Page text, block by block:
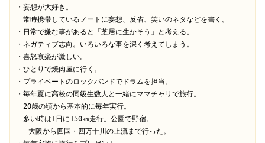
・妄想が大好き。
常時携帯しているノートに妄想、反省、笑いのネタなどを書く。
・日常で嫌な事があると「芝居に生かそう」と考える。
・ネガティブ志向。いろいろな事を深く考えてしまう。
・喜怒哀楽が激しい。
・ひとりで焼肉屋に行く。
・プライベートのロックバンドでドラムを担当。
・毎年夏に高校の同級生数人と一緒にママチャリで旅行。
20歳の頃から基本的に毎年実行。
多い時は1日に150㎞走行。公園で野宿。